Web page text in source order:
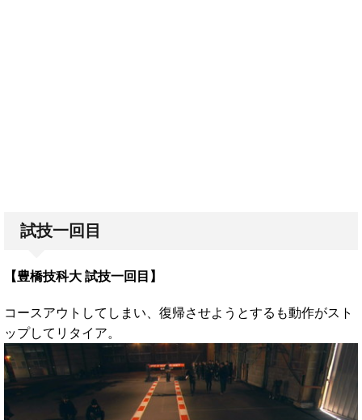
試技一回目
【豊橋技科大 試技一回目】
コースアウトしてしまい、復帰させようとするも動作がスト
ップしてリタイア。